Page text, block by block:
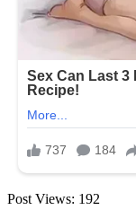
Post Views: 192